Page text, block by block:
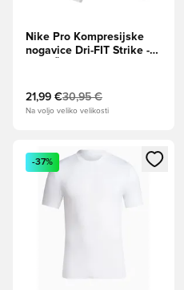
Nike Pro Kompresijske
nogavice Dri-FIT Strike -
21,99 €30,95 €
Na voljo veliko velikosti
Odpre Modal za prijavo ali
-37%